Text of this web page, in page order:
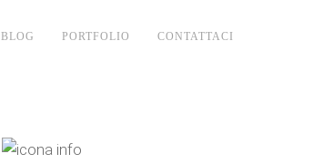
BLOG PORTFOLIO CONTATTACI